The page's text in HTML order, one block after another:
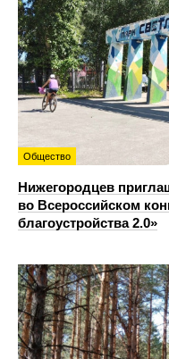
Общество
Нижегородцев
во Всероссийском
благоустройства 2.0»